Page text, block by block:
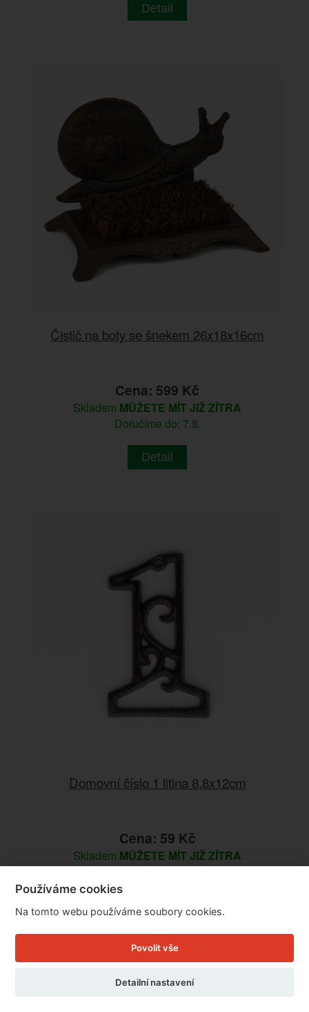
Detail
Čistič na boty se šnekem 26x18x16cm
Cena: 599 Kč
Skladem MŮŽETE MÍT JIŽ ZÍTRA
Doručíme do: 7.8.
Detail
Domovní číslo 1 litina 8,8x12cm
Cena: 59 Kč
Skladem MŮŽETE MÍT JIŽ ZÍTRA
Doručíme do: 7.8.
Detail
Používáme cookies
Na tomto webu používáme soubory cookies.
Povolit vše
Detailní nastavení